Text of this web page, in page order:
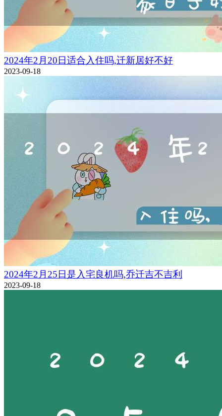
2024年2月20日适合入住吗,迁新居好不好
2023-09-18
2024年2月25日是入宅良机吗,乔迁吉不吉利
2023-09-18